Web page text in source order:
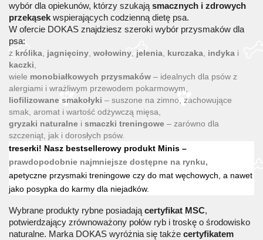
wybór dla opiekunów, którzy szukają smacznych i zdrowych
przekąsek wspierających codzienną dietę psa.
W ofercie DOKAS znajdziesz szeroki wybór przysmaków dla
psa:
z królika, jagnięciny, wołowiny, jelenia, kurczaka, indyka i
kaczki,
wiele monobiałkowych przysmaków – idealnych dla psów z
alergiami i wrażliwym przewodem pokarmowym,
liofilizowane smakołyki – suszone na zimno, zachowujące
smak, aromat i wartość odżywczą mięsa,
gryzaki naturalne i smaczki treningowe – zarówno dla
szczeniąt, jak i dorosłych psów.
treserki! Nasz bestsellerowy produkt Minis –
prawdopodobnie najmniejsze dostępne na rynku,
apetyczne przysmaki treningowe czy do mat węchowych, a nawet
jako posypka do karmy dla niejadków.
Wybrane produkty rybne posiadają certyfikat MSC,
potwierdzający zrównoważony połów ryb i troskę o środowisko
naturalne. Marka DOKAS wyróżnia się także certyfikatem